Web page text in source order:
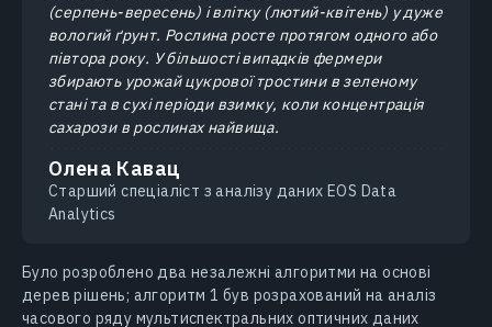
(серпень-вересень) і влітку (лютий-квітень) у дуже
вологий ґрунт. Рослина росте протягом одного або
півтора року. У більшості випадків фермери
збирають урожай цукрової тростини в зеленому
стані та в сухі періоди взимку, коли концентрація
сахарози в рослинах найвища.
Олена Кавац
Старший спеціаліст з аналізу даних EOS Data
Analytics
Було розроблено два незалежні алгоритми на основі
дерев рішень; алгоритм 1 був розрахований на аналіз
часового ряду мультиспектральних оптичних даних